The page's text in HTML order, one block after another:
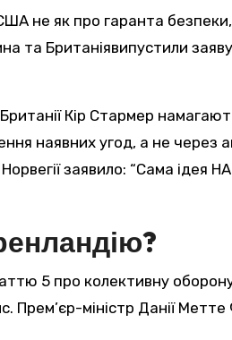
не як про гаранта безпеки,
та Британіявипустили
Кір Стармер
наявних угод, а не через
заявило: “Сама ідея
5 про колективну
Прем’єр-міністр Данії